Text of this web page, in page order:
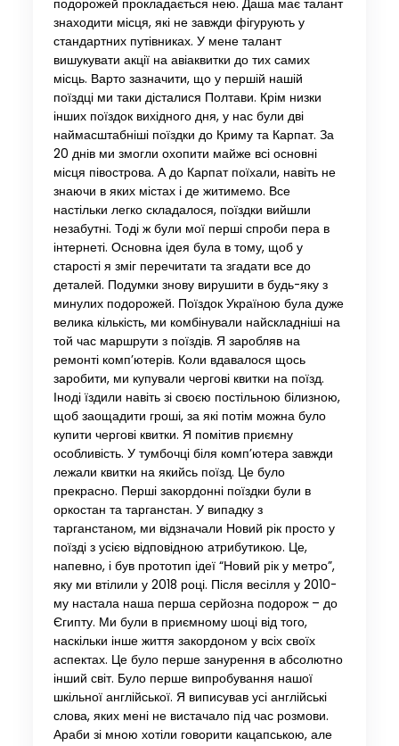
подорожей прокладається нею. Даша має талант
знаходити місця, які не завжди фігурують у
стандартних путівниках. У мене талант
вишукувати акції на авіаквитки до тих самих
місць. Варто зазначити, що у першій нашій
поїздці ми таки дісталися Полтави. Крім низки
інших поїздок вихідного дня, у нас були дві
наймасштабніші поїздки до Криму та Карпат. За
20 днів ми змогли охопити майже всі основні
місця півострова. А до Карпат поїхали, навіть не
знаючи в яких містах і де житимемо. Все
настільки легко складалося, поїздки вийшли
незабутні. Тоді ж були мої перші спроби пера в
інтернеті. Основна ідея була в тому, щоб у
старості я зміг перечитати та згадати все до
деталей. Подумки знову вирушити в будь-яку з
минулих подорожей. Поїздок Україною була дуже
велика кількість, ми комбінували найскладніші на
той час маршрути з поїздів. Я заробляв на
ремонті комп’ютерів. Коли вдавалося щось
заробити, ми купували чергові квитки на поїзд.
Іноді їздили навіть зі своєю постільною білизною,
щоб заощадити гроші, за які потім можна було
купити чергові квитки. Я помітив приємну
особливість. У тумбочці біля комп’ютера завжди
лежали квитки на якийсь поїзд. Це було
прекрасно. Перші закордонні поїздки були в
оркостан та тарганстан. У випадку з
тарганстаном, ми відзначали Новий рік просто у
поїзді з усією відповідною атрибутикою. Це,
напевно, і був прототип ідеї “Новий рік у метро”,
яку ми втілили у 2018 році. Після весілля у 2010-
му настала наша перша серйозна подорож – до
Єгипту. Ми були в приємному шоці від того,
наскільки інше життя закордоном у всіх своїх
аспектах. Це було перше занурення в абсолютно
інший світ. Було перше випробування нашої
шкільної англійської. Я виписував усі англійські
слова, яких мені не вистачало під час розмови.
Араби зі мною хотіли говорити кацапською, але